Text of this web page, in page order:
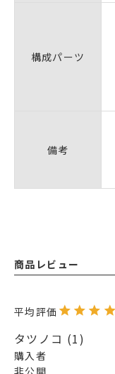
構成パーツ
備考
商品レビュー
タツノコ 1
購入者
非公開